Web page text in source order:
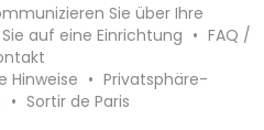
Sie über Ihre
auf eine Einrichtung • FAQ /
Hinweise • Privatsphäre-
• Sortir de Paris